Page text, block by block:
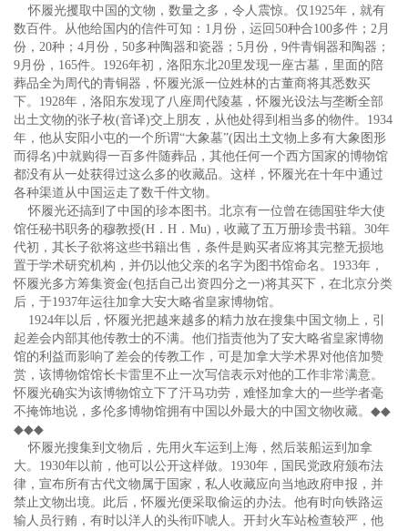
怀履光攫取中国的文物，数量之多，令人震惊。仅1925年，就有
数百件。从他给国内的信件可知：1月份，运回50种合100多件；2月
份，20种；4月份，50多种陶器和瓷器；5月份，9件青铜器和陶器；
9月份，165件。1926年初，洛阳东北20里发现一座古墓，里面的陪
葬品全为周代的青铜器，怀履光派一位姓林的古董商将其悉数买
下。1928年，洛阳东发现了八座周代陵墓，怀履光设法与垄断全部
出土文物的张子枚(音译)交上朋友，从他处得到相当多的物件。1934
年，他从安阳小屯的一个所谓“大象墓”(因出土文物上多有大象图形
而得名)中就购得一百多件随葬品，其他任何一个西方国家的博物馆
都没有从一处获得过这么多的收藏品。这样，怀履光在十年中通过
各种渠道从中国运走了数千件文物。
怀履光还搞到了中国的珍本图书。北京有一位曾在德国驻华大使
馆任秘书职务的穆教授(H．H．Mu)，收藏了五万册珍贵书籍。30年
代初，其长子欲将这些书籍出售，条件是购买者应将其完整无损地
置于学术研究机构，并仍以他父亲的名字为图书馆命名。1933年，
怀履光多方筹集资金(包括自己出资四分之一)将其买下，在北京分类
后，于1937年运往加拿大安大略省皇家博物馆。
1924年以后，怀履光把越来越多的精力放在搜集中国文物上，引
起差会内部其他传教士的不满。他们指责他为了安大略省皇家博物
馆的利益而影响了差会的传教工作，可是加拿大学术界对他倍加赞
赏，该博物馆馆长卡雷里不止一次写信表示对他的工作非常满意。
怀履光确实为该博物馆立下了汗马功劳，难怪加拿大的一些学者毫
不掩饰地说，多伦多博物馆拥有中国以外最大的中国文物收藏。 ◆◆
◆◆◆
怀履光搜集到文物后，先用火车运到上海，然后装船运到加拿
大。1930年以前，他可以公开这样做。1930年，国民党政府颁布法
律，宣布所有古代文物属于国家，私人收藏应向当地政府申报，并
禁止文物出境。此后，怀履光便采取偷运的办法。他有时向铁路运
输人员行贿，有时以洋人的头衔吓唬人。开封火车站检查较严，他